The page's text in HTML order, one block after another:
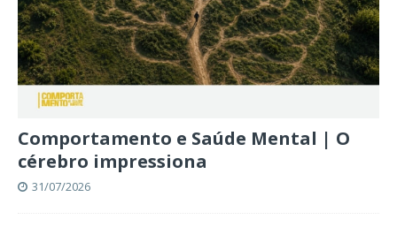
Comportamento e Saúde Mental | O
cérebro impressiona
31/07/2026